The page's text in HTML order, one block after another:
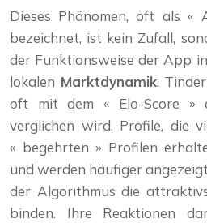
Dieses Phänomen, oft als «
bezeichnet, ist kein Zufall,
der Funktionsweise der App
lokalen Marktdynamik.
oft mit dem « Elo-Score »
verglichen wird. Profile, die
« begehrten » Profilen
und werden häufiger
der Algorithmus die
binden. Ihre Reaktionen